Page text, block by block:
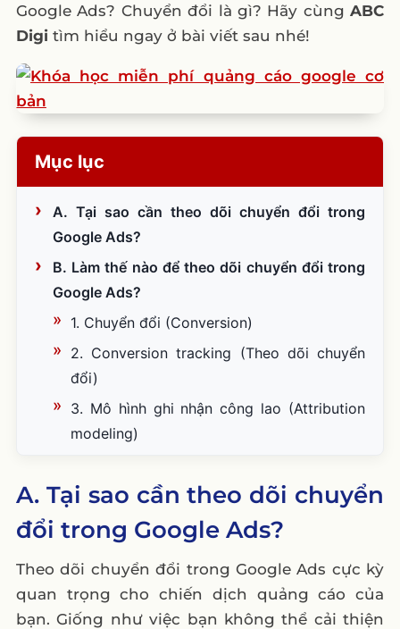
Google Ads? Chuyển đổi là gì? Hãy cùngABC
Digi tìm hiểu ngay ở bài viết sau nhé!
Mục lục
A. Tại sao cần theo dõi chuyển đổi trong
Google Ads?
B. Làm thế nào để theo dõi chuyển đổi trong
Google Ads?
1. Chuyển đổi (Conversion)
2. Conversion tracking (Theo dõi chuyển
đổi)
3. Mô hình ghi nhận công lao (Attribution
modeling)
5. Thẻ Google (Google tag)
C. Bạn có thể theo dõi những loại chuyển đổi
nào với Google Ads?
1. Hành động trên trang web
2. Cuộc gọi điện thoại
A. Tại sao cần theo dõi chuyển
đổi trong Google Ads?
Theo dõi chuyển đổi trong Google Ads cực kỳ
quan trọng cho chiến dịch quảng cáo của
bạn. Giống như việc bạn không thể cải thiện